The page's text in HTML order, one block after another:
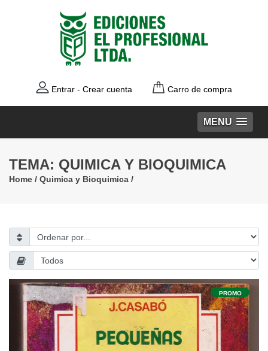
Entrar - Crear cuenta Carro de compra
MENU
TEMA: QUIMICA Y BIOQUIMICA
Home / Quimica y Bioquimica /
PROMO